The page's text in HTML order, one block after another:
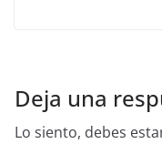
Deja una
Lo siento, debes